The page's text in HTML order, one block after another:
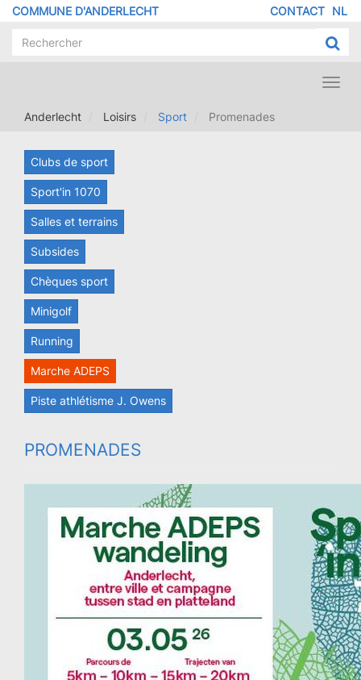
Aller
contenu
COMMUNE D'ANDERLECHT NL
DE
CONTACT
Anderlecht
Loisirs Sport Promenades
Clubs de sport
Sport'in 1070
Salles et terrains
Subsides
Chèques sport
Minigolf
Running
Marche ADEPS
Piste athlétisme J. Owens
PROMENADES